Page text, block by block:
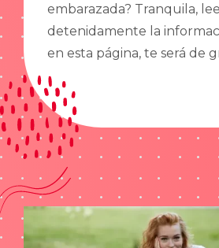
embarazada? Tranquila, lee
detenidamente la
en esta página, te será de